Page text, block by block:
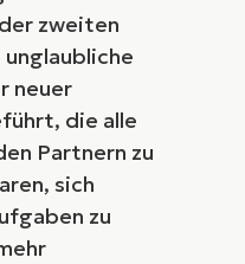
zweiten
neuer
die alle
Partnern zu
sich
zu